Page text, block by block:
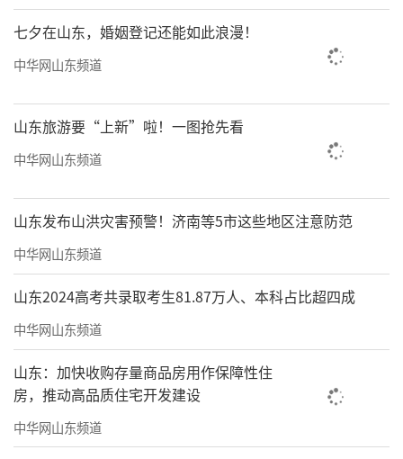
七夕在山东，婚姻登记还能如此浪漫！
中华网山东频道
山东旅游要“上新”啦！一图抢先看
中华网山东频道
山东发布山洪灾害预警！济南等5市这些地区注意防范
中华网山东频道
山东2024高考共录取考生81.87万人、本科占比超四成
中华网山东频道
山东：加快收购存量商品房用作保障性住
房，推动高品质住宅开发建设
中华网山东频道